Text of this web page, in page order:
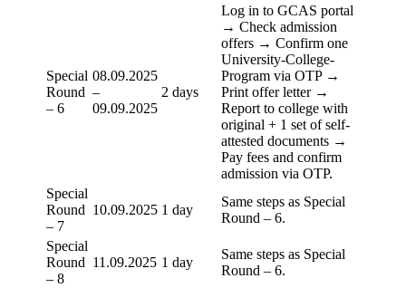
Special
Round
– 6
08.09.2025
–
09.09.2025
2 days
Log in to GCAS portal
→ Check admission
offers → Confirm one
University-College-
Program via OTP →
Print offer letter →
Report to college with
original + 1 set of self-
attested documents →
Pay fees and confirm
admission via OTP.
Special
Round
– 7
10.09.2025 1 day
Same steps as Special
Round – 6.
Special
Round
– 8
11.09.2025 1 day
Same steps as Special
Round – 6.